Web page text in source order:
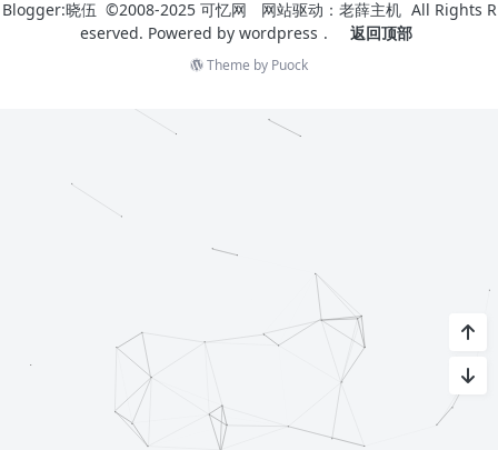
Blogger:晓伍 ©2008-2025 可忆网 网站驱动： 老薛主机 All Rights R
eserved. Powered by wordpress . 返回顶部
Theme by Puock